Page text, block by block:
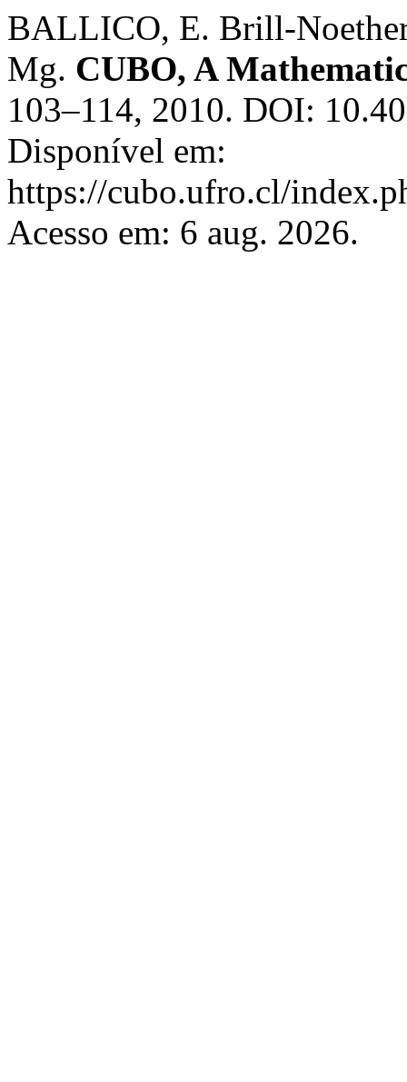
BALLICO, E. Brill-
Mg. CUBO, A
103–114, 2010. DOI:
Disponível em:
https://cubo.ufro.cl/
Acesso em: 6 aug. 2026.